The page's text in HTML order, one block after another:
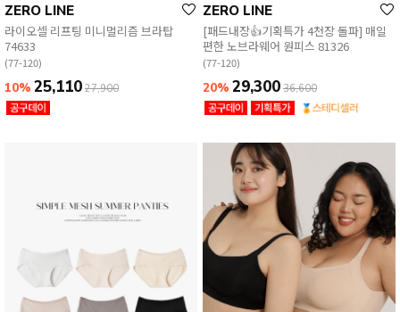
ZERO LINE
라이오셀 리프팅 미니멀리즘 브라탑
74633
(77-120)
10% 25,110 27,900
ZERO LINE
[패드내장👍기획특가 4천장 돌파] 매일
편한 노브라웨어 원피스 81326
(77-120)
20% 29,300 36,600